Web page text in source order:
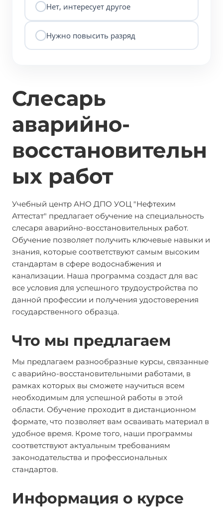
Нет, интересует другое
Нужно повысить разряд
Слесарь
аварийно-
восстановительн
ых работ
Учебный центр АНО ДПО УОЦ "Нефтехим
Аттестат" предлагает обучение на специальность
слесаря аварийно-восстановительных работ.
Обучение позволяет получить ключевые навыки и
знания, которые соответствуют самым высоким
стандартам в сфере водоснабжения и
канализации. Наша программа создаст для вас
все условия для успешного трудоустройства по
данной профессии и получения удостоверения
государственного образца.
Что мы предлагаем
Мы предлагаем разнообразные курсы, связанные
с аварийно-восстановительными работами, в
рамках которых вы сможете научиться всем
необходимым для успешной работы в этой
области. Обучение проходит в дистанционном
формате, что позволяет вам осваивать материал в
удобное время. Кроме того, наши программы
соответствуют актуальным требованиям
законодательства и профессиональных
стандартов.
Информация о курсе